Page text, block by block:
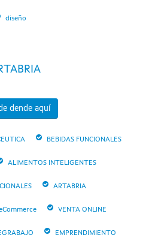
diseño
dende aquí
BEBIDAS FUNCIONALES
ALIMENTOS INTELIGENTES
ARTABRIA
VENTA ONLINE
EMPRENDIMIENTO